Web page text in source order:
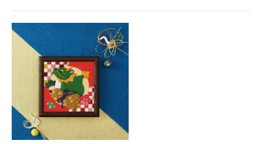
meeting_room ログイン person 会員登録